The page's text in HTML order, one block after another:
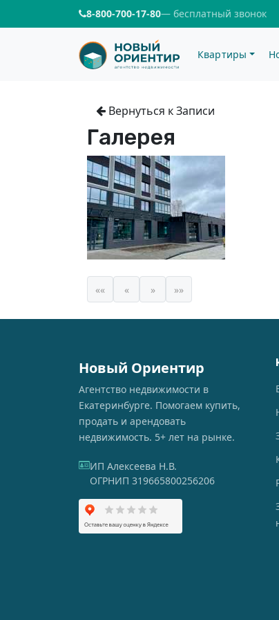
8-800-700-17-80— бесплатный звонок
Квартиры
Вернуться к Записи
Галерея
«« « » »»
Новый Ориентир
Агентство недвижимости в
Екатеринбурге. Помогаем купить,
продать и арендовать
недвижимость. 5+ лет на рынке.
ИП Алексеева Н.В.
ОГРНИП 319665800256206